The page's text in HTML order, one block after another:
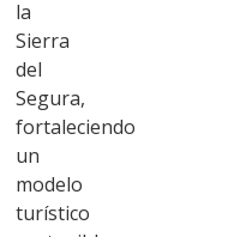
la
Sierra
del
Segura,
fortaleciendo
un
modelo
turístico